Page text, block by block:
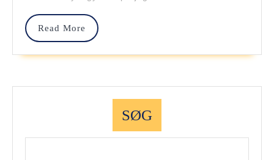
Read More
Read
SØG